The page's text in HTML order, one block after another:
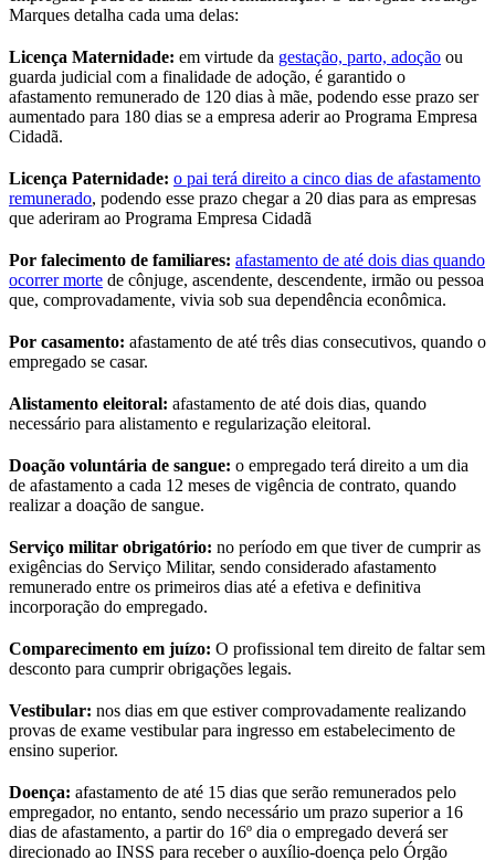
Marques detalha cada uma delas:
Licença Maternidade: em virtude da gestação, parto, adoção ou
guarda judicial com a finalidade de adoção, é garantido o
afastamento remunerado de 120 dias à mãe, podendo esse prazo ser
aumentado para 180 dias se a empresa aderir ao Programa Empresa
Cidadã.
Licença Paternidade: o pai terá direito a cinco dias de afastamento
remunerado, podendo esse prazo chegar a 20 dias para as empresas
que aderiram ao Programa Empresa Cidadã
Por falecimento de familiares: afastamento de até dois dias quando
ocorrer morte de cônjuge, ascendente, descendente, irmão ou pessoa
que, comprovadamente, vivia sob sua dependência econômica.
Por casamento: afastamento de até três dias consecutivos, quando o
empregado se casar.
Alistamento eleitoral: afastamento de até dois dias, quando
necessário para alistamento e regularização eleitoral.
Doação voluntária de sangue: o empregado terá direito a um dia
de afastamento a cada 12 meses de vigência de contrato, quando
realizar a doação de sangue.
Serviço militar obrigatório: no período em que tiver de cumprir as
exigências do Serviço Militar, sendo considerado afastamento
remunerado entre os primeiros dias até a efetiva e definitiva
incorporação do empregado.
Comparecimento em juízo: O profissional tem direito de faltar sem
desconto para cumprir obrigações legais.
Vestibular: nos dias em que estiver comprovadamente realizando
provas de exame vestibular para ingresso em estabelecimento de
ensino superior.
Doença: afastamento de até 15 dias que serão remunerados pelo
empregador, no entanto, sendo necessário um prazo superior a 16
dias de afastamento, a partir do 16º dia o empregado deverá ser
direcionado ao INSS para receber o auxílio-doença pelo Órgão